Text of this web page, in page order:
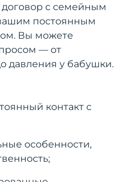
с семейным
постоянным
Вы можете
— от
давления у бабушки.
контакт с
особенности,